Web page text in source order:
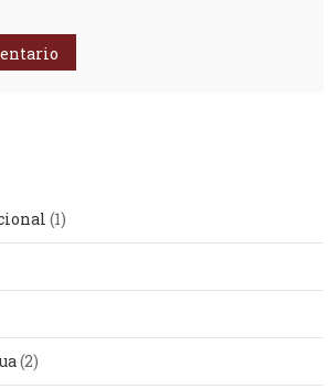
(1)
(2)